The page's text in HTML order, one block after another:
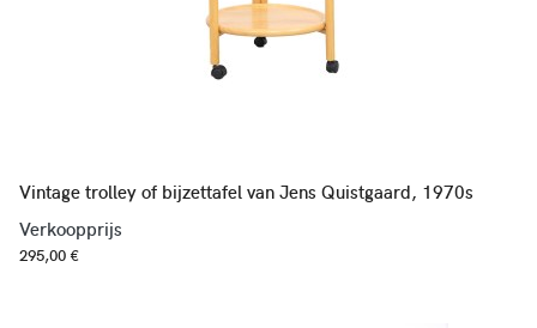
Vintage trolley of bijzettafel van Jens Quistgaard, 1970s
Verkoopprijs
295,00 €